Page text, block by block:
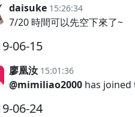
daisuke 15:26:34
7/20 時間可以先空下來了~
06-15
廖凰汝 15:01:36
@mimiliao2000 has joined
06-24